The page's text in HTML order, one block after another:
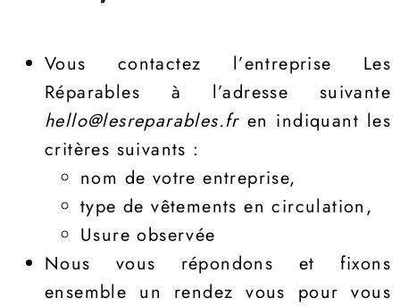
Vous contactez l’entreprise Les
Réparables à l’adresse suivante
hello@lesreparables.fren indiquant les
critères suivants :
nom de votre entreprise,
type de vêtements en circulation,
Usure observée
Nous vous répondons et fixons
ensemble un rendez vous pour vous